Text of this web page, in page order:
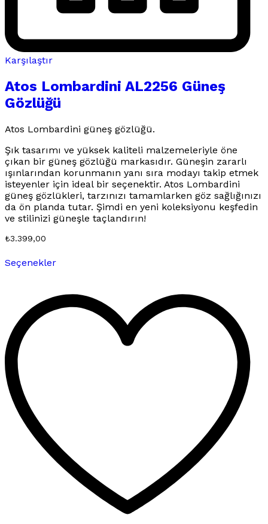
Karşılaştır
Atos Lombardini AL2256 Güneş
Gözlüğü
Atos Lombardini güneş gözlüğü.
Şık tasarımı ve yüksek kaliteli malzemeleriyle öne
çıkan bir güneş gözlüğü markasıdır. Güneşin zararlı
ışınlarından korunmanın yanı sıra modayı takip etmek
isteyenler için ideal bir seçenektir. Atos Lombardini
güneş gözlükleri, tarzınızı tamamlarken göz sağlığınızı
da ön planda tutar. Şimdi en yeni koleksiyonu keşfedin
ve stilinizi güneşle taçlandırın!
₺3.399,00
Seçeneklerürünün
varyasyonu
var.
Seçenekler